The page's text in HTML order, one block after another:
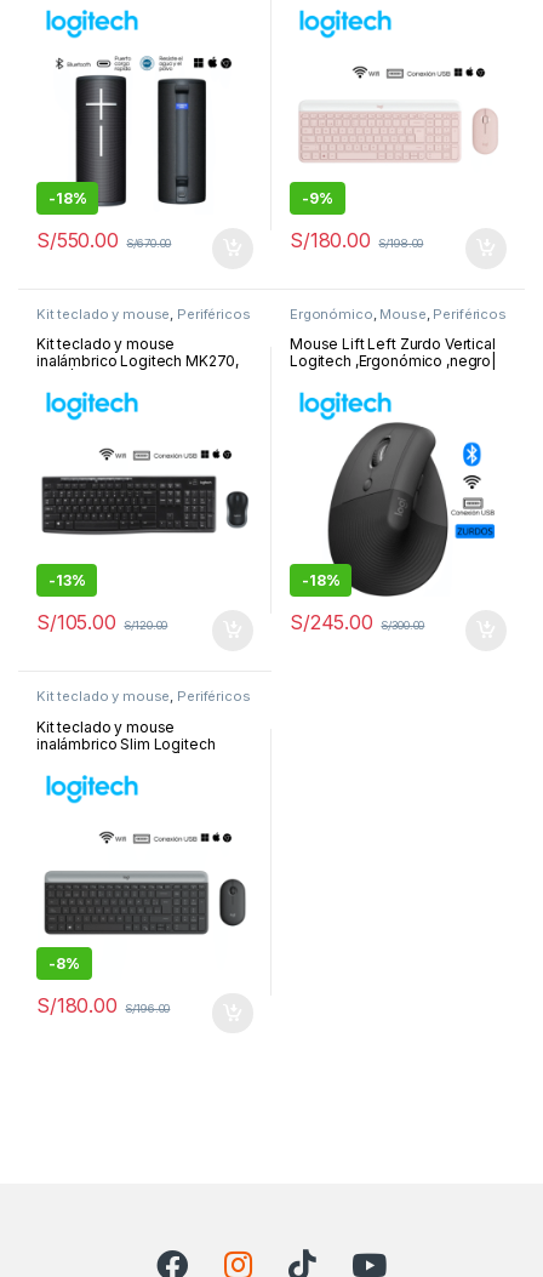
-18%
S/550.00 S/670.00
011312
-9%
S/180.00 S/198.00
Kit teclado y mouse Periféricos
y Accesorios
Kit teclado y mouse
inalámbrico Logitech MK270,
-13%
S/105.00 S/120.00
Ergonómico Mouse Periféricos
y Accesorios
Mouse Lift Left Zurdo Vertical
Logitech ,Ergonómico ,negro|
-18%
S/245.00 S/300.00
Kit teclado y mouse, Periféricos
Kit teclado y mouse
inalámbrico Slim Logitech
009266
-8%
S/180.00 S/196.00